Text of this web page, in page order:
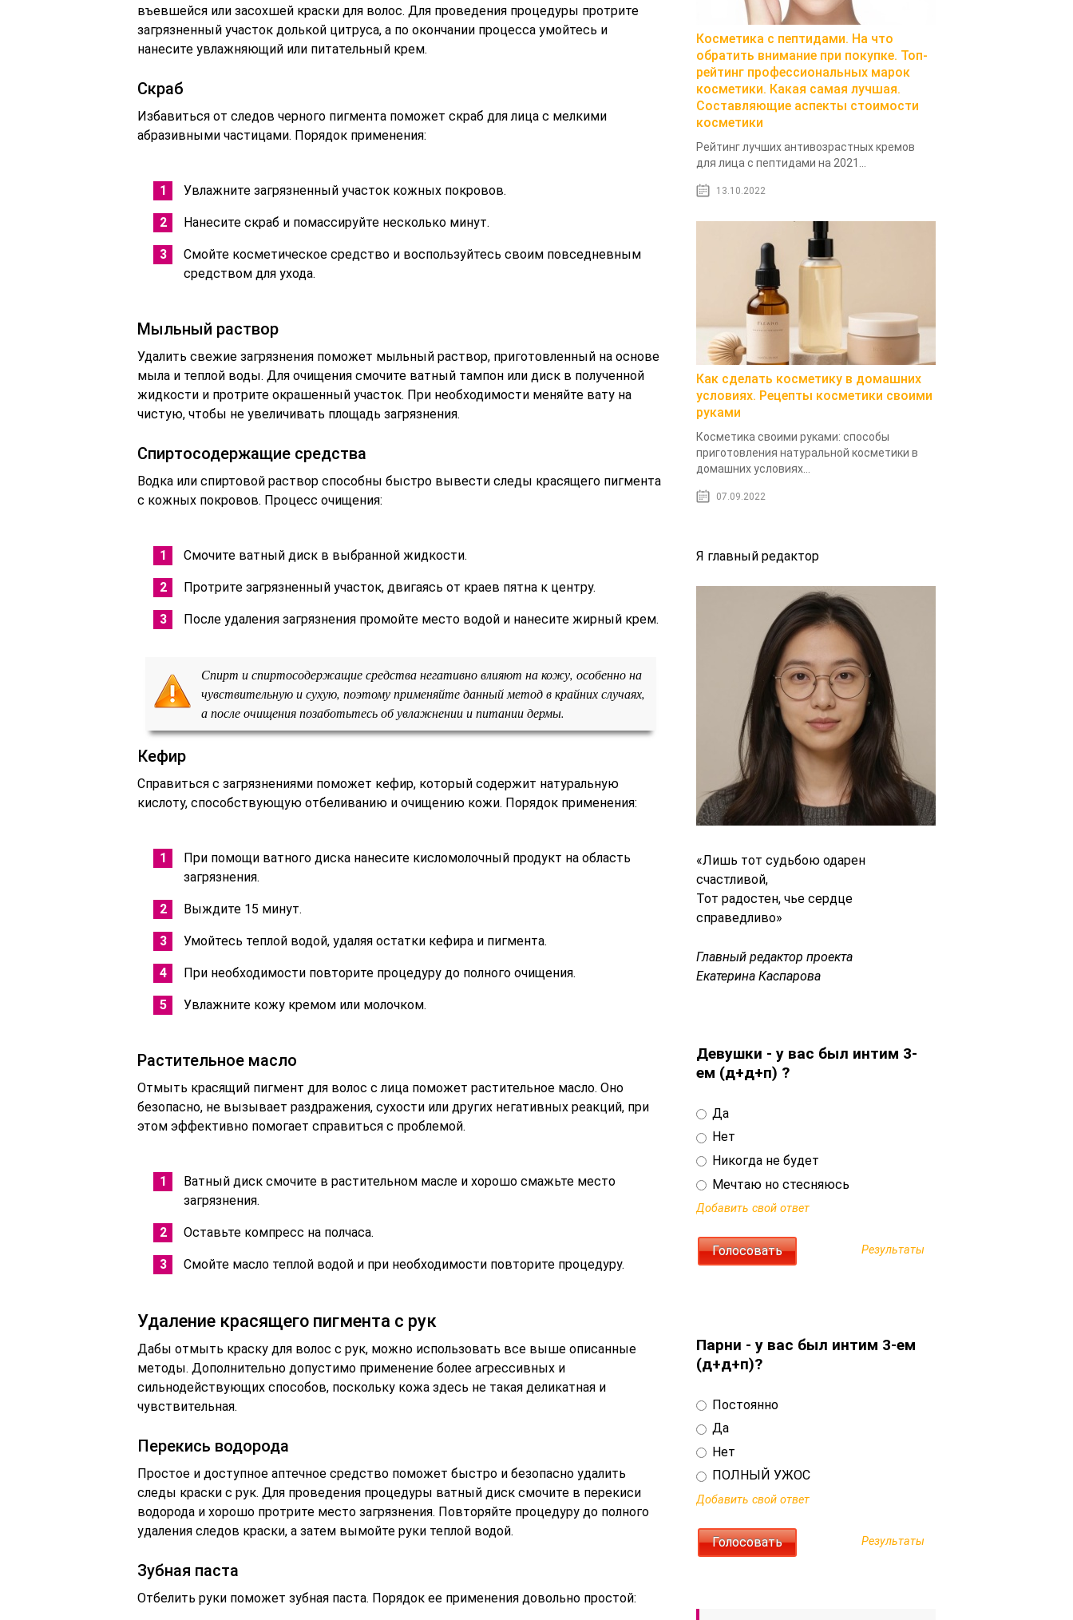
въевшейся или засохшей краски для волос. Для проведения процедуры протрите
загрязненный участок долькой цитруса, а по окончании процесса умойтесь и
нанесите увлажняющий или питательный крем.
Скраб
Избавиться от следов черного пигмента поможет скраб для лица с мелкими
абразивными частицами. Порядок применения:
Увлажните загрязненный участок кожных покровов.
Нанесите скраб и помассируйте несколько минут.
Смойте косметическое средство и воспользуйтесь своим повседневным
средством для ухода.
Мыльный раствор
Удалить свежие загрязнения поможет мыльный раствор, приготовленный на основе
мыла и теплой воды. Для очищения смочите ватный тампон или диск в полученной
жидкости и протрите окрашенный участок. При необходимости меняйте вату на
чистую, чтобы не увеличивать площадь загрязнения.
Спиртосодержащие средства
Водка или спиртовой раствор способны быстро вывести следы красящего пигмента
с кожных покровов. Процесс очищения:
Смочите ватный диск в выбранной жидкости.
Протрите загрязненный участок, двигаясь от краев пятна к центру.
После удаления загрязнения промойте место водой и нанесите жирный крем.
Спирт и спиртосодержащие средства негативно влияют на кожу, особенно на
чувствительную и сухую, поэтому применяйте данный метод в крайних случаях,
а после очищения позаботьтесь об увлажнении и питании дермы.
Кефир
Справиться с загрязнениями поможет кефир, который содержит натуральную
кислоту, способствующую отбеливанию и очищению кожи. Порядок применения:
При помощи ватного диска нанесите кисломолочный продукт на область
загрязнения.
Выждите 15 минут.
Умойтесь теплой водой, удаляя остатки кефира и пигмента.
При необходимости повторите процедуру до полного очищения.
Увлажните кожу кремом или молочком.
Растительное масло
Отмыть красящий пигмент для волос с лица поможет растительное масло. Оно
безопасно, не вызывает раздражения, сухости или других негативных реакций, при
этом эффективно помогает справиться с проблемой.
Ватный диск смочите в растительном масле и хорошо смажьте место
загрязнения.
Оставьте компресс на полчаса.
Смойте масло теплой водой и при необходимости повторите процедуру.
Удаление красящего пигмента с рук
Дабы отмыть краску для волос с рук, можно использовать все выше описанные
методы. Дополнительно допустимо применение более агрессивных и
сильнодействующих способов, поскольку кожа здесь не такая деликатная и
чувствительная.
Перекись водорода
Простое и доступное аптечное средство поможет быстро и безопасно удалить
следы краски с рук. Для проведения процедуры ватный диск смочите в перекиси
водорода и хорошо протрите место загрязнения. Повторяйте процедуру до полного
удаления следов краски, а затем вымойте руки теплой водой.
Зубная паста
Отбелить руки поможет зубная паста. Порядок ее применения довольно простой:
Косметика с пептидами. На что
обратить внимание при покупке. Топ-
рейтинг профессиональных марок
косметики. Какая самая лучшая.
Составляющие аспекты стоимости
косметики
Рейтинг лучших антивозрастных кремов
для лица с пептидами на 2021...
13.10.2022
Как сделать косметику в домашних
условиях. Рецепты косметики своими
руками
Косметика своими руками: способы
приготовления натуральной косметики в
домашних условиях...
07.09.2022
Я главный редактор
«Лишь тот судьбою одарен
счастливой,
Тот радостен, чье сердце
справедливо»
Главный редактор проекта
Екатерина Каспарова
Девушки - у вас был интим 3-
ем (д+д+п) ?
Да
Нет
Никогда не будет
Мечтаю но стесняюсь
Добавить свой ответ
Результаты
Парни - у вас был интим 3-ем
(д+д+п)?
Постоянно
Да
Нет
ПОЛНЫЙ УЖОС
Добавить свой ответ
Результаты